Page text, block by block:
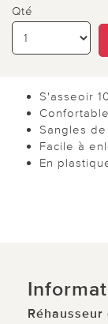
Qté
S'asseoir
Sangles
Facile à
En